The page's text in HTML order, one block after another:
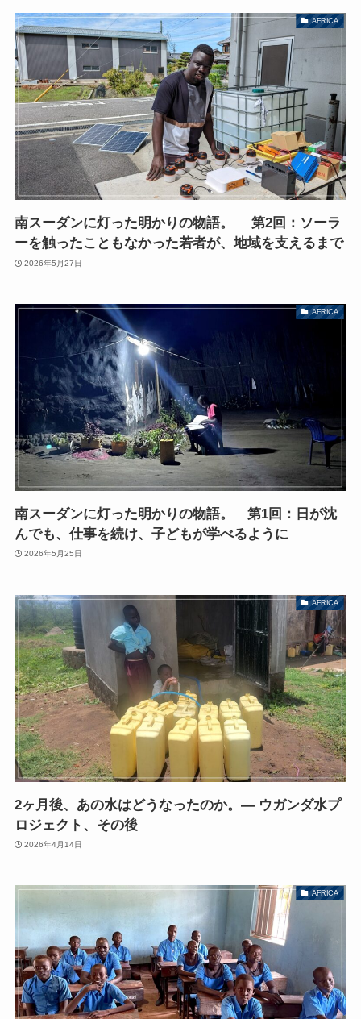
AFRICA
南スーダンに灯った明かりの物語。 第2回：ソーラ
ーを触ったこともなかった若者が、地域を支えるまで
2026年5月27日
AFRICA
南スーダンに灯った明かりの物語。 第1回：日が沈
んでも、仕事を続け、子どもが学べるように
2026年5月25日
AFRICA
2ヶ月後、あの水はどうなったのか。― ウガンダ水プ
ロジェクト、その後
2026年4月14日
AFRICA